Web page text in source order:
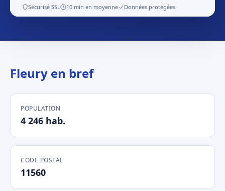
Sécurisé SSL 10 min en moyenne Données protégées
Fleury en bref
POPULATION
4 246 hab.
CODE POSTAL
11560